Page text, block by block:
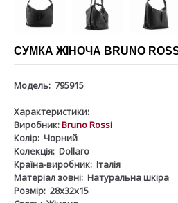
СУМКА ЖІНОЧА BRUNO
Модель: 795915
Характеристики:
Виробник:Bruno Rossi
Колір: Чорний
Колекція: Dollaro
Країна-виробник: Італія
Матеріал зовні: Натуральна шкіра
Розмір: 28x32x15